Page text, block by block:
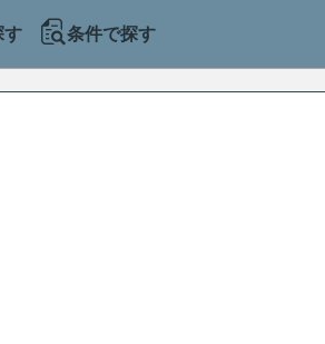
す 条件で探す